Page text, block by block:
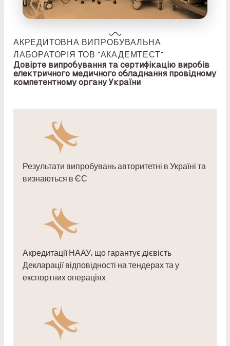
АКРЕДИТОВНА ВИПРОБУВАЛЬНА
ЛАБОРАТОРІЯ ТОВ “АКАДЕМТЕСТ”
Довірте випробування та сертифікацію виробів
електричного медичного обладнання провідному
компетентному органу України
Результати випробувань авторитетні в Україні та
визнаються в ЄС
Акредитації НААУ, що гарантує дієвість
Декларації відповідності на тендерах та у
експортних операціях